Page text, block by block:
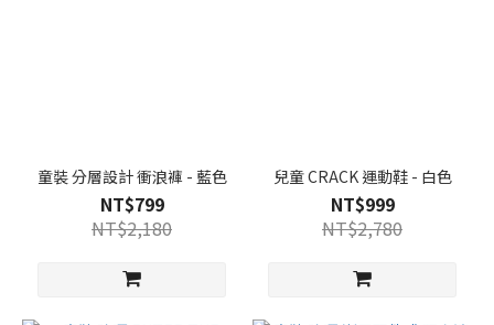
童裝 分層設計 衝浪褲 - 藍色
NT$799
NT$2,180
兒童 CRACK 運動鞋 - 白色
NT$999
NT$2,780